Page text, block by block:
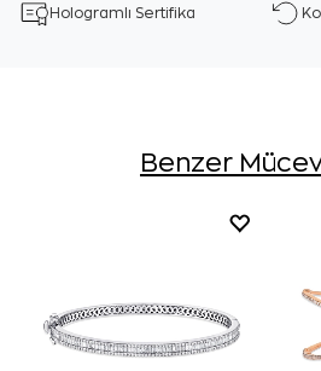
Hologramlı Sertifika
Benzer